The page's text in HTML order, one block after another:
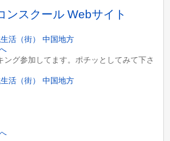
ンスクール Webサイト
グ参加してます。ポチッとしてみて下さ